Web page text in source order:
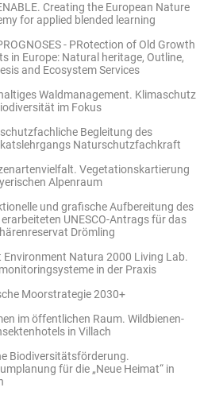
Creating the European Nature
for applied blended learning
- PRotection of Old Growth
in Europe: Natural heritage, Outline,
and Ecosystem Services
Waldmanagement. Klimaschutz
im Fokus
Begleitung des
Naturschutzfachkraft
Vegetationskartierung
Alpenraum
und grafische Aufbereitung des
UNESCO-Antrags für das
Drömling
Environment Natura 2000 Living Lab.
in der Praxis
Moorstrategie 2030+
im öffentlichen Raum. Wildbienen-
in Villach
Biodiversitätsförderung.
für die „Neue Heimat“ in